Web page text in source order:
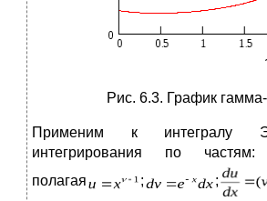
Рис. 6.3. График
Применим к интегралу
интегрирования по
полагая
; ;